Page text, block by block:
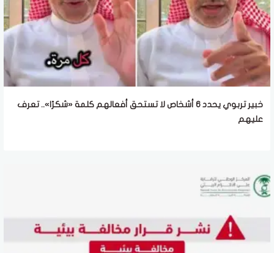
خبير تربوي يحدد 6 أشخاص لا تستحق أفعالهم كلمة «شكرًا».. تعرف
عليهم